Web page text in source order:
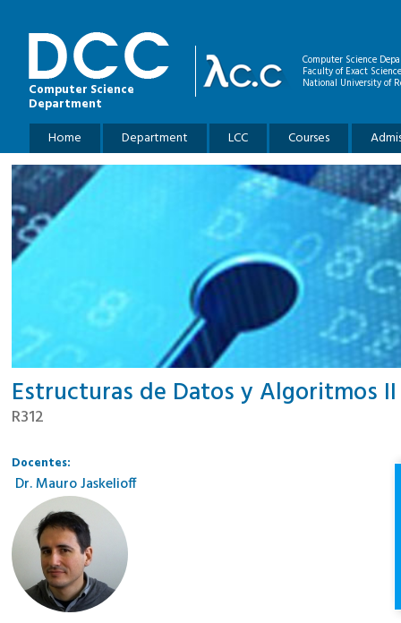
Computer Science
Department
Computer Science
Faculty of Exact
National University of
Main menu
Home Department LCC Courses
Estructuras de Datos y Algoritmos II
R312
Docentes:
Dr. Mauro Jaskelioff